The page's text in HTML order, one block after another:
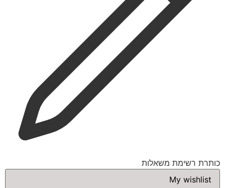
כותרת רשימת משאלות